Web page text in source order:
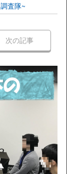
査隊~
次の記事